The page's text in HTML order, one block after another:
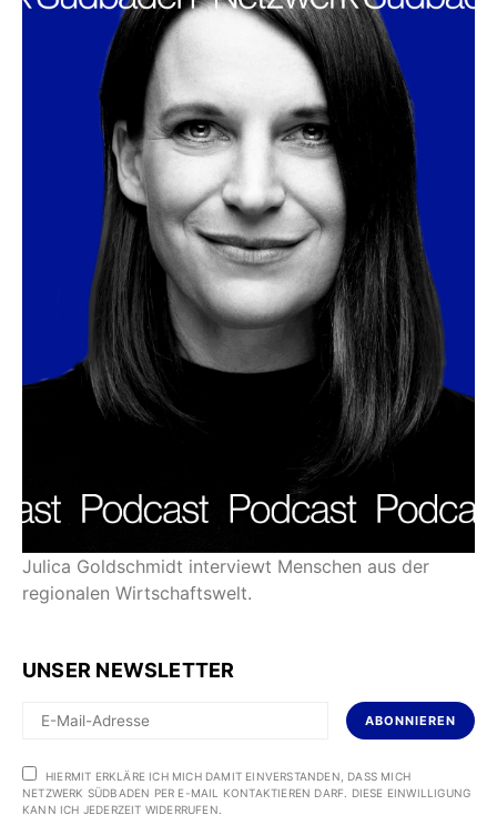
Julica Goldschmidt interviewt Menschen aus der
regionalen Wirtschaftswelt.
UNSER NEWSLETTER
ABONNIEREN
HIERMIT ERKLÄRE ICH MICH DAMIT EINVERSTANDEN, DASS MICH
NETZWERK SÜDBADEN PER E-MAIL KONTAKTIEREN DARF. DIESE EINWILLIGUNG
KANN ICH JEDERZEIT WIDERRUFEN.